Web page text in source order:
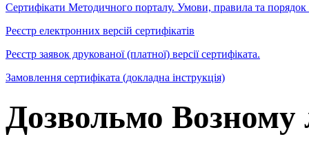
Сертифікати Методичного порталу. Умови, правила та порядок
Реєстр електронних версій сертифікатів
Реєстр заявок друкованої (платної) версії сертифіката.
Замовлення сертифіката (докладна інструкція)
Дозвольмо